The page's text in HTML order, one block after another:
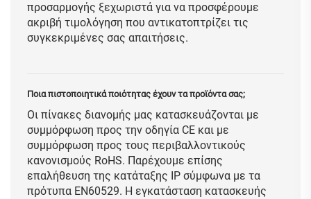
προσαρμογής ξεχωριστά για να προσφέρουμε
ακριβή τιμολόγηση που αντικατοπτρίζει τις
συγκεκριμένες σας απαιτήσεις.
Ποια πιστοποιητικά ποιότητας έχουν τα προϊόντα σας;
Οι πίνακες διανομής μας κατασκευάζονται με
συμμόρφωση προς την οδηγία CE και με
συμμόρφωση προς τους περιβαλλοντικούς
κανονισμούς RoHS. Παρέχουμε επίσης
επαλήθευση της κατάταξης IP σύμφωνα με τα
πρότυπα EN60529. Η εγκατάσταση κατασκευής